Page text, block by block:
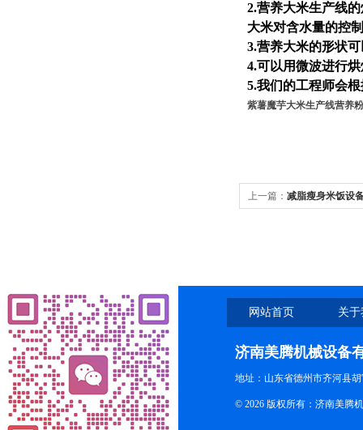
2.营养大米生产线
大米对含水量的控
3.营养大米的形状
4.可以用微波进行
5.我们的工程师会
紫薯魔芋大米生产线营养
上一篇： 减脂瘦身米饭设
网站首页 关
济南美腾机械设备
地址：山东省德州市齐河县
© 2026 版权所有：济南美腾